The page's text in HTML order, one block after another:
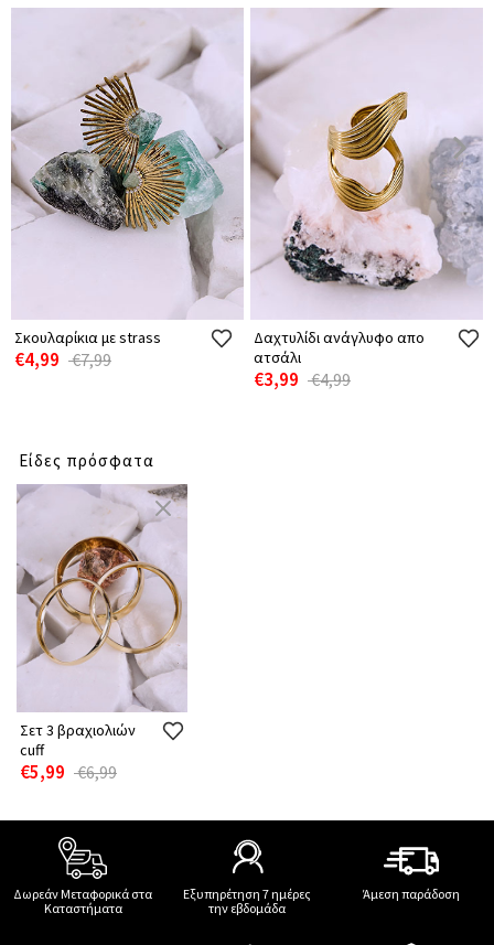
Σκουλαρίκια με strass
€4,99 €7,99
Δαχτυλίδι ανάγλυφο απο
ατσάλι
€3,99 €4,99
Είδες πρόσφατα
Σετ 3 βραχιολιών
cuff
€5,99 €6,99
Δωρεάν Μεταφορικά στα
Καταστήματα
Εξυπηρέτηση 7 ημέρες
την εβδομάδα
Άμεση παράδοση